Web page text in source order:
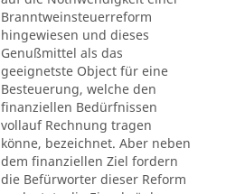
Branntweinsteuerreform
hingewiesen und dieses
Genußmittel als das
geeignetste Object für eine
Besteuerung, welche den
finanziellen Bedürfnissen
vollauf Rechnung tragen
könne, bezeichnet. Aber neben
dem finanziellen Ziel fordern
die Befürworter dieser Reform